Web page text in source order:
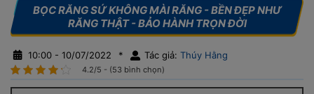
10:00 - 10/07/2022 * Tác giả: Thúy Hằng
4.2/5 - (53 bình chọn)